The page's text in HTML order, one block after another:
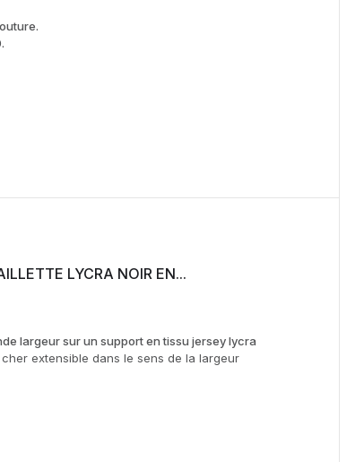
LYCRA NOIR EN...
largeur sur un support en tissu jersey lycra
extensible dans le sens de la largeur